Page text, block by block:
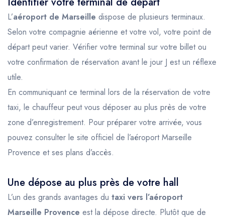
L’aéroport de Marseille dispose de plusieurs terminaux.
Selon votre compagnie aérienne et votre vol, votre point de
départ peut varier. Vérifier votre terminal sur votre billet ou
votre confirmation de réservation avant le jour J est un réflexe
utile.
En communiquant ce terminal lors de la réservation de votre
taxi, le chauffeur peut vous déposer au plus près de votre
zone d’enregistrement. Pour préparer votre arrivée, vous
pouvez consulter le site officiel de l’aéroport Marseille
Provence et ses plans d’accès.
Une dépose au plus près de votre hall
L’un des grands avantages du taxi vers l’aéroport
Marseille Provence est la dépose directe. Plutôt que de